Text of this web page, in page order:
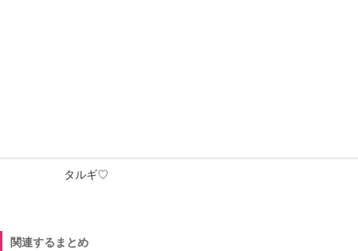
タルギ♡
関連するまとめ